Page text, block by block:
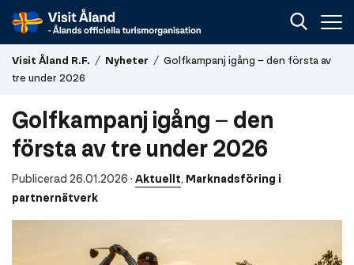
Visit
Åland
R.F.
Visit Åland R.F. / Nyheter / Golfkampanj igång – den första av
tre under 2026
Golfkampanj igång – den
första av tre under 2026
Publicerad 26.01.2026 · Aktuellt, Marknadsföring i
partnernätverk